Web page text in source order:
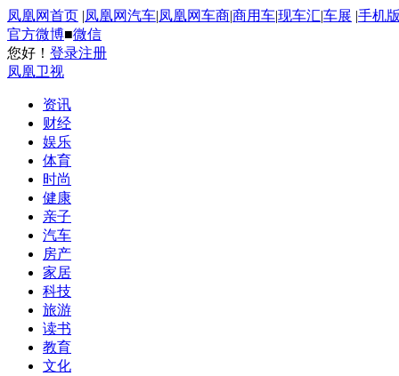
凤凰网首页 |凤凰网汽车|凤凰网车商|商用车|现车汇|车展 |手机
官方微博■微信
您好！ 登录注册
凤凰卫视
资讯
财经
娱乐
体育
时尚
健康
亲子
汽车
房产
家居
科技
旅游
读书
教育
文化